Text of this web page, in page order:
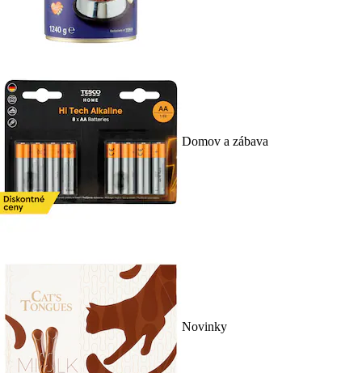
Domov a zábava
Novinky